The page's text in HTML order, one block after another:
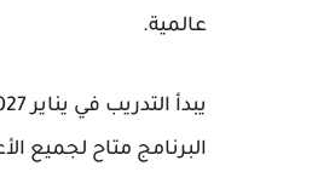
عالمية.
يبدأ التدريب في يناير 2027
البرنامج متاح لجميع